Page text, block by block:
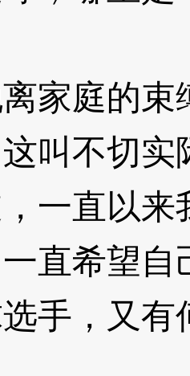
庭的束
叫不切实
直以来
直希望
手，又有